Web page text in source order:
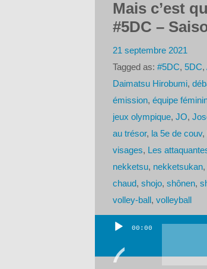
Mais c’est
#5DC –
21 septembre 2021
Tagged as: #5DC, 5DC,
Daimatsu Hirobumi,
émission, équipe
jeux olympique, JO,
au trésor, la 5e de couv,
visages, Les
nekketsu, nekketsukan,
chaud, shojo, shônen,
volley-ball, volleyball
Lecteur
audio
00:00